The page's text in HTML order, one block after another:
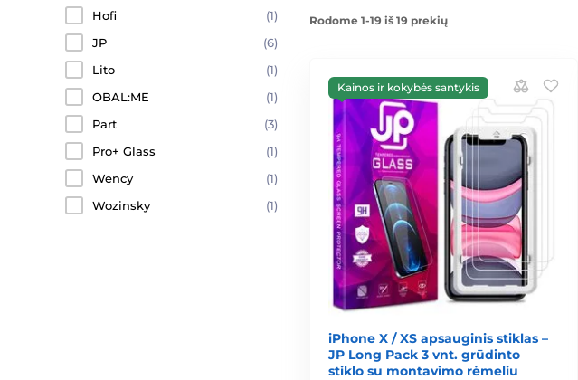
Hofi
(1)
JP
(6)
Lito
(1)
OBAL:ME
(1)
Part
(3)
Pro+ Glass
(1)
Wency
(1)
Wozinsky
(1)
Rodome 1-19 iš 19 prekių
Kainos ir kokybės santykis
iPhone X / XS apsauginis stiklas –
JP Long Pack 3 vnt. grūdinto
stiklo su montavimo rėmeliu